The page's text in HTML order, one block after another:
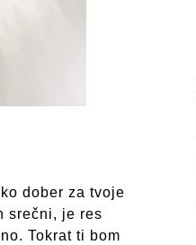
dober za tvoje
srečni, je res
Tokrat ti bom